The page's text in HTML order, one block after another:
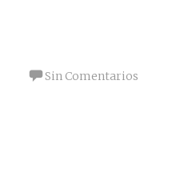
Sin Comentarios